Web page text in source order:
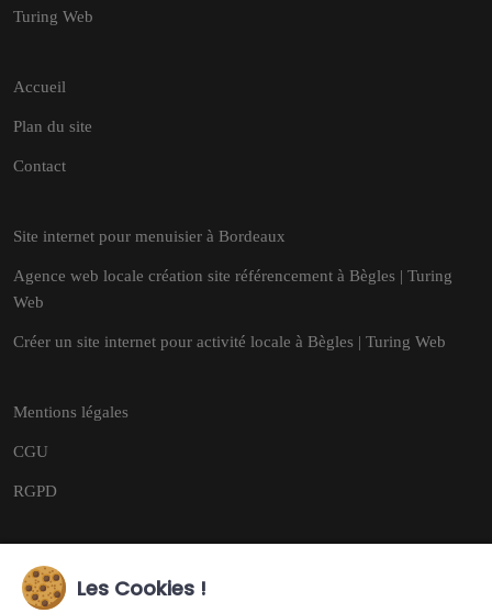
Turing Web
Accueil
Plan du site
Contact
Site internet pour menuisier à Bordeaux
Agence web locale création site référencement à Bègles | Turing
Web
Créer un site internet pour activité locale à Bègles | Turing Web
Mentions légales
CGU
RGPD
Les Cookies !